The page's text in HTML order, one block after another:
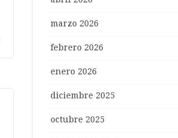
marzo 2026
febrero 2026
enero 2026
diciembre 2025
octubre 2025